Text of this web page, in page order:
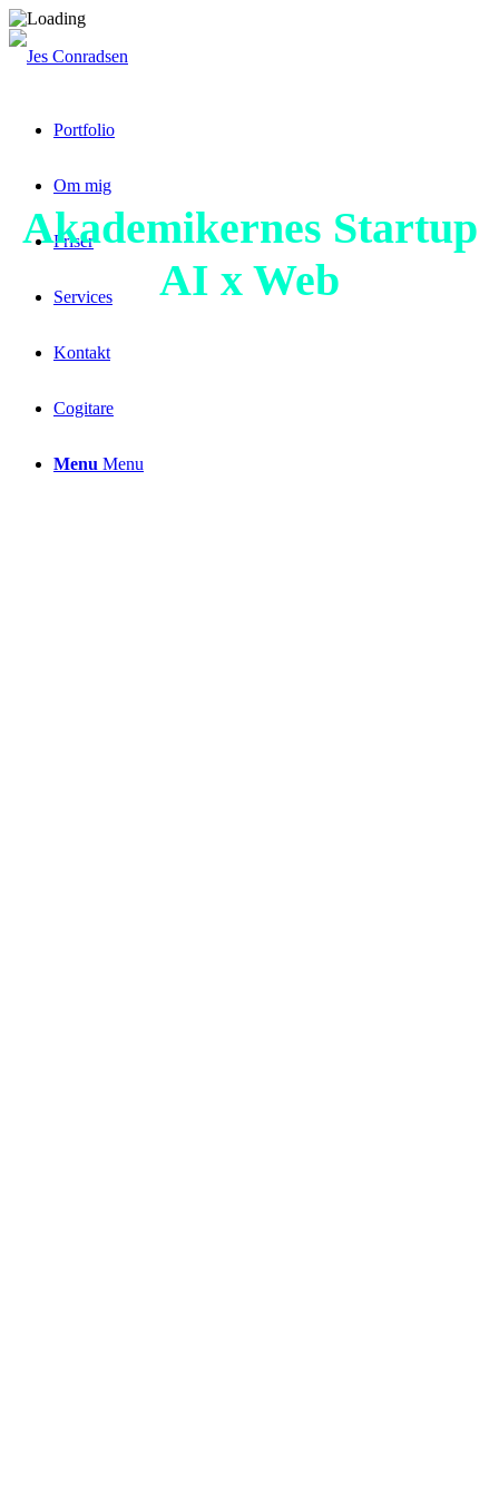
Portfolio
Om mig
Priser
Services
Kontakt
Cogitare
Menu Menu
Akademikernes Startup
AI x Web